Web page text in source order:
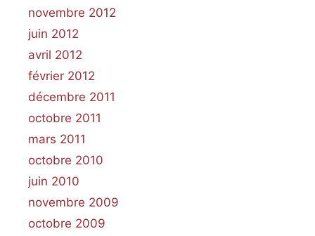
novembre 2012
juin 2012
avril 2012
février 2012
décembre 2011
octobre 2011
mars 2011
octobre 2010
juin 2010
novembre 2009
octobre 2009